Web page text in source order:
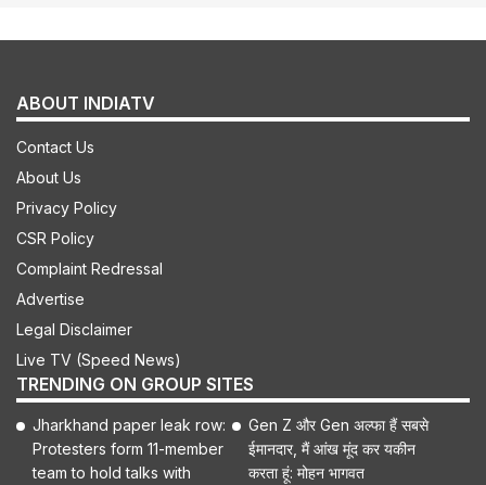
ABOUT INDIATV
Contact Us
About Us
Privacy Policy
CSR Policy
Complaint Redressal
Advertise
Legal Disclaimer
Live TV (Speed News)
TRENDING ON GROUP SITES
Jharkhand paper leak row:
Protesters form 11-member
team to hold talks with
Gen Z और Gen अल्फा हैं सबसे
ईमानदार, मैं आंख मूंद कर यकीन
करता हूं: मोहन भागवत